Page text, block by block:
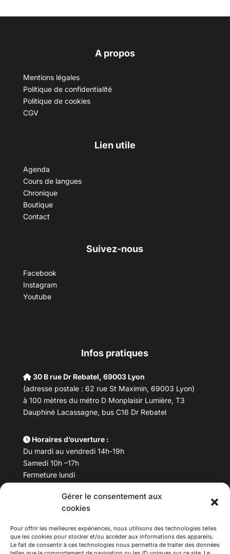
Gérer le consentement aux
cookies
Pour offrir les meilleures expériences, nous utilisons des technologies telles
que les cookies pour stocker et/ou accéder aux informations des appareils.
Le fait de consentir à ces technologies nous permettra de traiter des données
A propos
Mentions légales
Politique de confidentialité
Politique de cookies
CGV
Lien utile
Agenda
Cours de langues
Chronique
Boutique
Contact
Suivez-nous
Facebook
Instagram
Youtube
Infos pratiques
30 B rue Dr Rebatel, 69003 Lyon
(adresse postale : 62 rue St Maximin, 69003 Lyon)
à 100 mètres du métro D Monplaisir Lumière, T3
Dauphiné Lacassagne, bus C16 Dr Rebatel
Horaires d’ouverture :
Du mardi au vendredi 14h-19h
Samedi 10h –17h
Fermeture lundi
Téléphone : 04 78 53 06 40
maisondesculturesasiatiques@asiexpo.com